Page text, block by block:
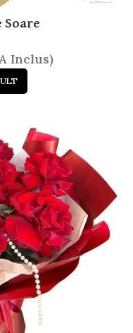
Soare
Inclus)